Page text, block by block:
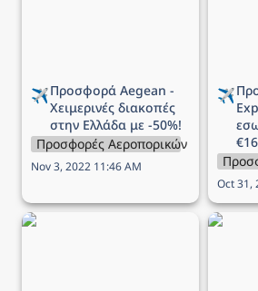
✈️
Χειμερινές διακοπές
στην Ελλάδα με -50%!
Προσφορές Αεροπορικών Εταιρειών
Nov 3, 2022 11:46 AM
✈️
Oct 31,
Προσφορά Aegean -